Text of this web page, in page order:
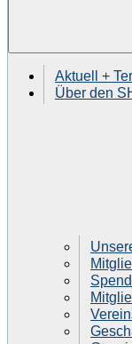
Aktuell +
Über den